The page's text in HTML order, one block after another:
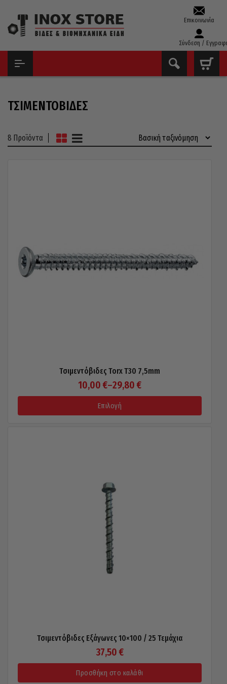
Επικοινωνία
Σύνδεση /
ΤΣΙΜΕΝΤΌΒΙΔΕΣ
8 Προϊόντα
Τσιμεντόβιδες Torx T30 7,5mm
10,00 €–29,80 €
Price
range:
10,00 €
Επιλογή
may
be
chosen
on
the
product
page
Τσιμεντόβιδες Εξάγωνες 10×100 / 25 Τεμάχια
37,50 €
Προσθήκη στο καλάθι